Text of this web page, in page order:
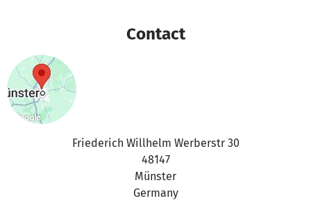
Contact
Friederich Willhelm Werberstr 30
48147
Münster
Germany